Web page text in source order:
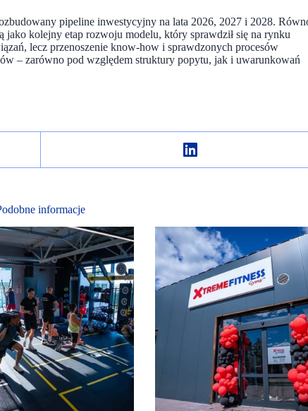
pipeline inwestycyjny na lata 2026, 2027 i 2028.
kolejny etap rozwoju modelu, który sprawdził się na rynku
lecz przenoszenie know-how i sprawdzonych procesów
– zarówno pod względem struktury popytu, jak i uwarunkowań
informacje